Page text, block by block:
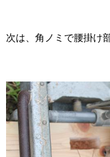
次は、角ノミで腰掛け